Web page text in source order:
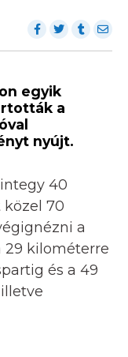
egyik
a
nyújt.
40
70
a
29 kilométerre
és a 49